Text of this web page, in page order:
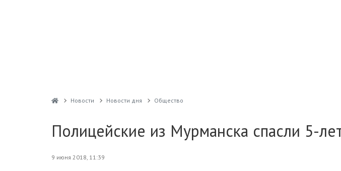
Новости Новости дня Общество
Полицейские из Мурманска спасли 5-
9 июня 2018, 11:39